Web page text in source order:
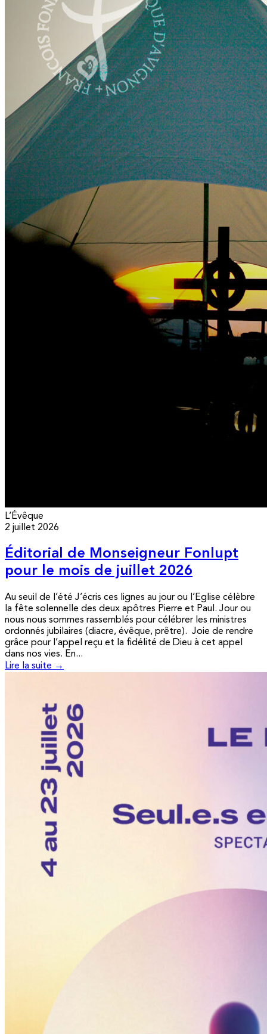
L’Évêque
2 juillet 2026
Éditorial de Monseigneur Fonlupt
pour le mois de juillet 2026
Au seuil de l’été J’écris ces lignes au jour ou l’Eglise célèbre
la fête solennelle des deux apôtres Pierre et Paul. Jour ou
nous nous sommes rassemblés pour célébrer les ministres
ordonnés jubilaires (diacre, évêque, prêtre). Joie de rendre
grâce pour l’appel reçu et la fidélité de Dieu à cet appel
dans nos vies. En...
Lire la suite →